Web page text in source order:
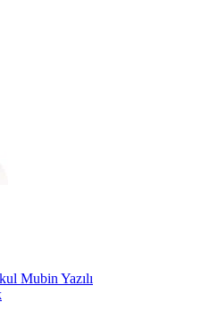
Mubin Yazılı